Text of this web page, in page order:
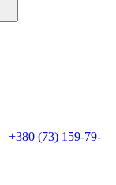
+380 (73) 159-79-